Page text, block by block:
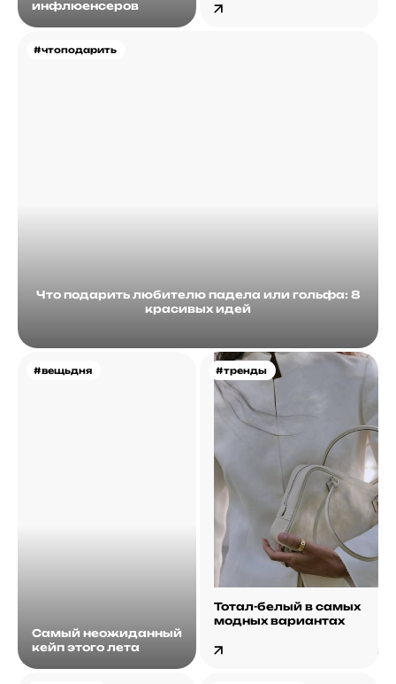
инфлюенсеров
#чтоподарить
Что подарить любителю падела или гольфа: 8
красивых идей
#вещьдня
Самый неожиданный
кейп этого лета
#тренды
Тотал-белый в самых
модных вариантах